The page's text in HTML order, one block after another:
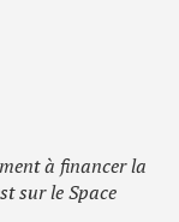
à financer la
sur le Space